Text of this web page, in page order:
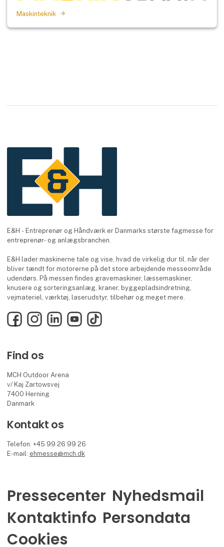
Maskinteknik
E&H - Entreprenør og Håndværk er Danmarks største fagmesse for
entreprenør- og anlægsbranchen.
E&H lader maskinerne tale og vise, hvad de virkelig dur til, når der
bliver tændt for motorerne på det store arbejdende messeområde
udendørs. På messen findes gravemaskiner, læssemaskiner,
knusere og sorteringsanlæg, kraner, byggepladsindretning,
vejmateriel, værktøj, laserudstyr, tilbehør og meget mere.
FacebookInstagramLinkedInYouTubeTikTok
Find os
MCH Outdoor Arena
v/ Kaj Zartowsvej
7400 Herning
Danmark
Kontakt os
Telefon: +45 99 26 99 26
E-mail: ehmesse@mch.dk
Pressecenter Nyhedsmail
Kontaktinfo Persondata
Cookies